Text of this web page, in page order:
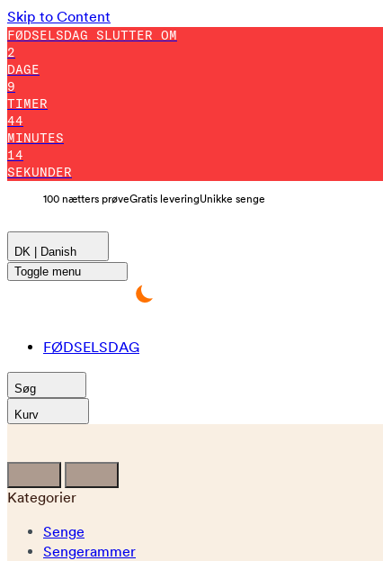
Skip to Content
FØDSELSDAG SLUTTER OM
2
DAGE
9
TIMER
44
MINUTES
12
SEKUNDER
100 nætters prøveGratis leveringUnikke senge
DK | Danish
Toggle menu
FØDSELSDAG
Søg
Kurv
Kategorier
Senge
Sengerammer